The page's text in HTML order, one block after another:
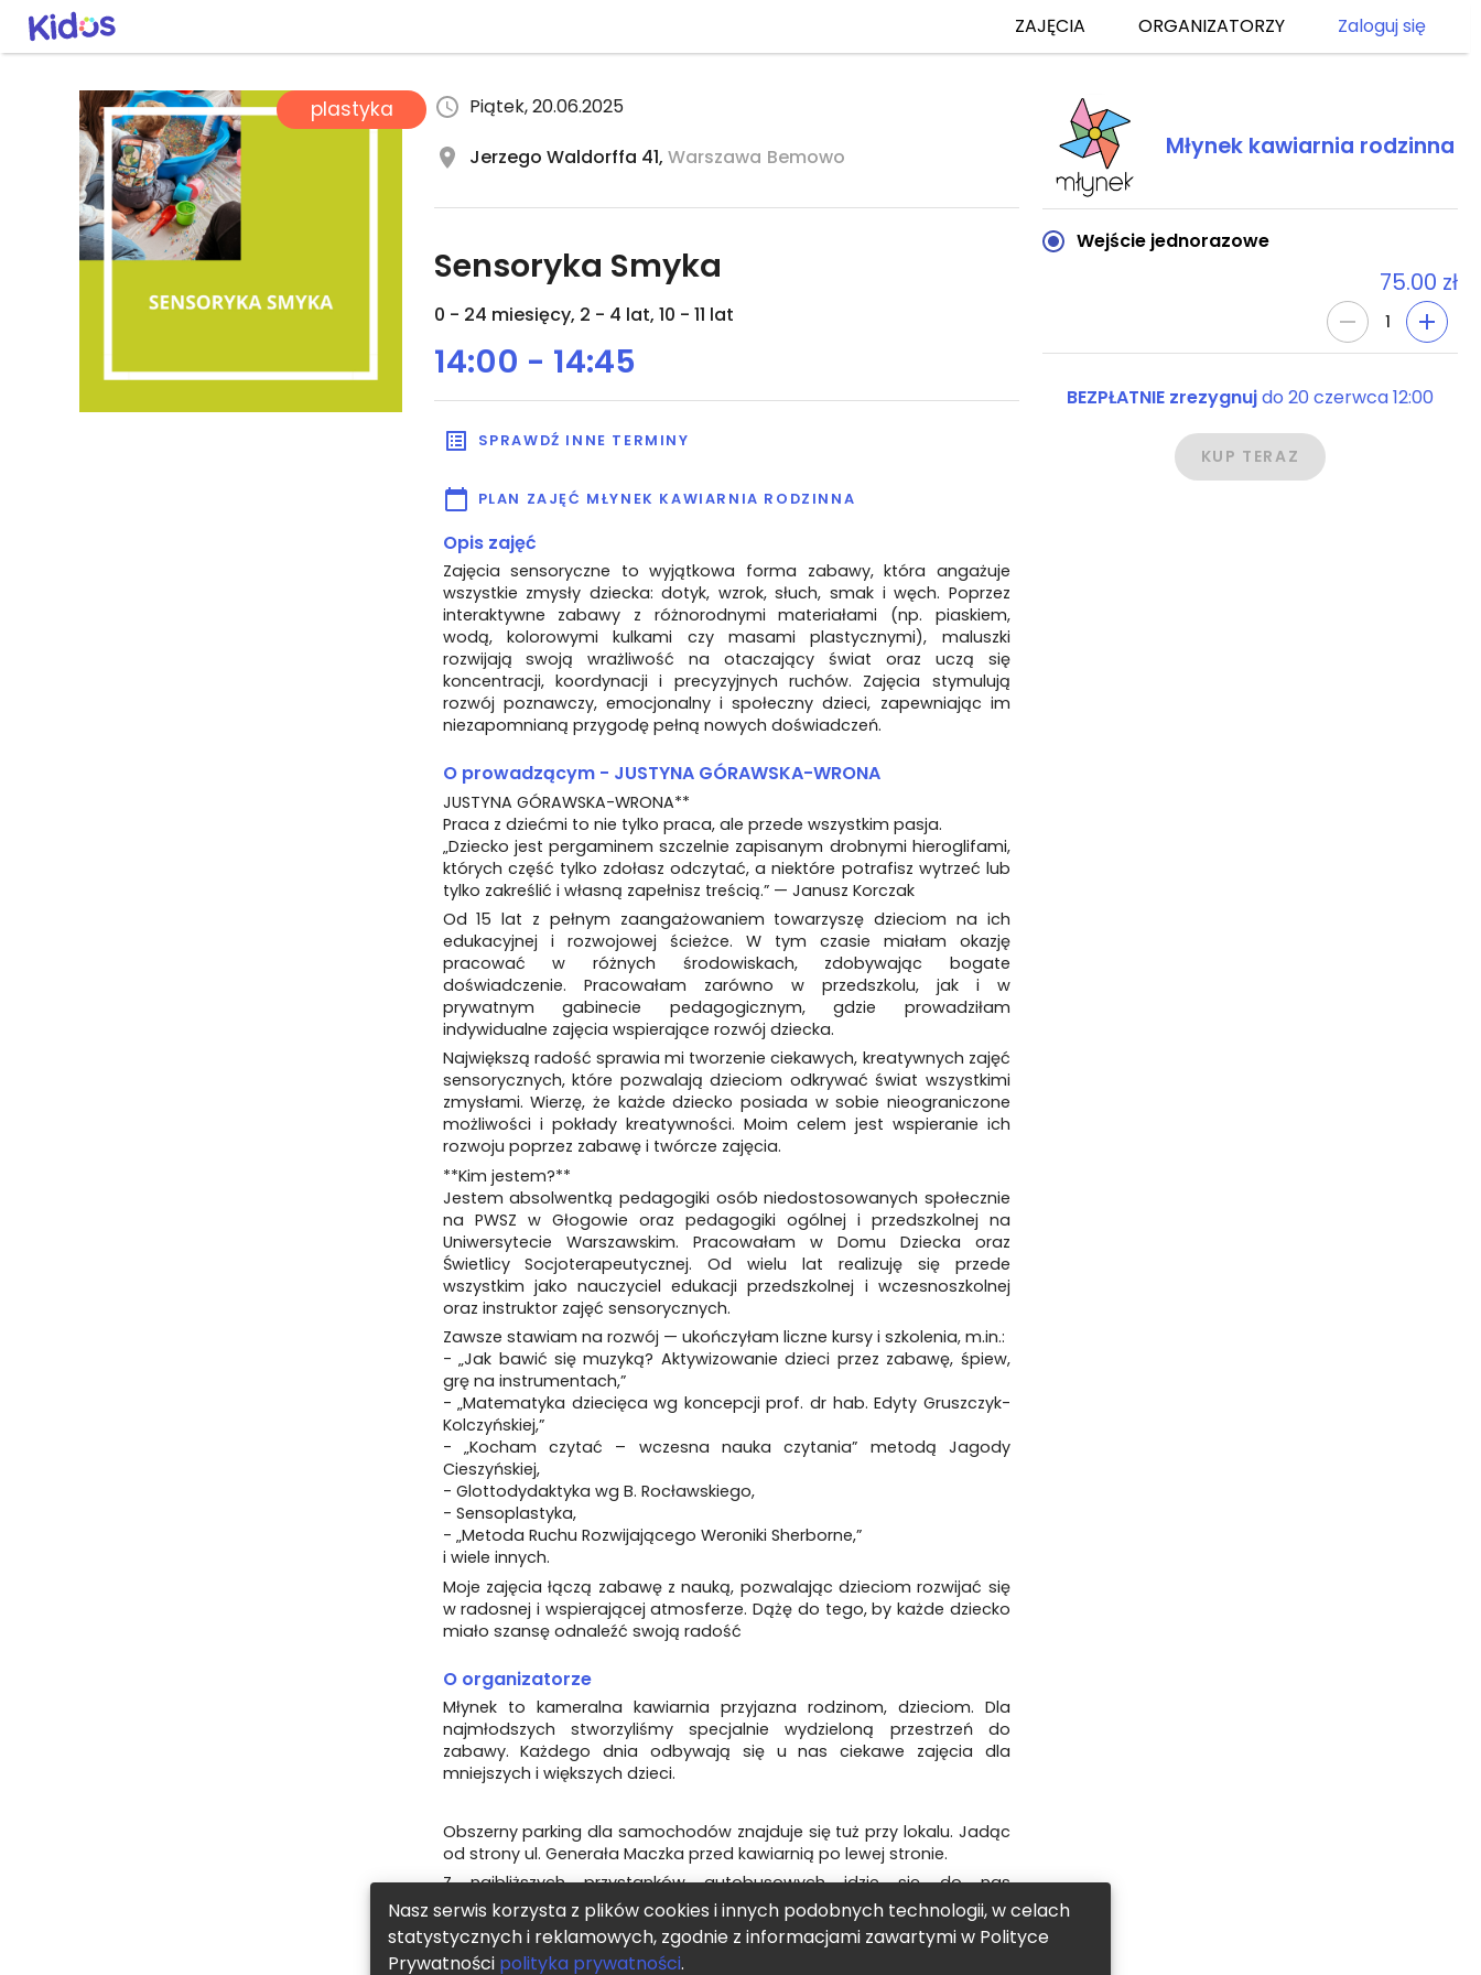
ZAJĘCIA ORGANIZATORZY Zaloguj się
plastyka Piątek, 20.06.2025
Jerzego Waldorffa 41, Warszawa Bemowo
Sensoryka Smyka
0 - 24 miesięcy, 2 - 4 lat, 10 - 11 lat
14:00 - 14:45
PLAN ZAJĘĆ MŁYNEK KAWIARNIA RODZINNA
SPRAWDŹ INNE TERMINY
Opis zajęć
Zajęcia sensoryczne to wyjątkowa forma zabawy, która angażuje
wszystkie zmysły dziecka: dotyk, wzrok, słuch, smak i węch. Poprzez
interaktywne zabawy z różnorodnymi materiałami (np. piaskiem,
wodą, kolorowymi kulkami czy masami plastycznymi), maluszki
rozwijają swoją wrażliwość na otaczający świat oraz uczą się
koncentracji, koordynacji i precyzyjnych ruchów. Zajęcia stymulują
rozwój poznawczy, emocjonalny i społeczny dzieci, zapewniając im
niezapomnianą przygodę pełną nowych doświadczeń.
O prowadzącym - JUSTYNA GÓRAWSKA-WRONA
JUSTYNA GÓRAWSKA-WRONA**
Praca z dziećmi to nie tylko praca, ale przede wszystkim pasja.
„Dziecko jest pergaminem szczelnie zapisanym drobnymi hieroglifami,
których część tylko zdołasz odczytać, a niektóre potrafisz wytrzeć lub
tylko zakreślić i własną zapełnisz treścią.” — Janusz Korczak
Od 15 lat z pełnym zaangażowaniem towarzyszę dzieciom na ich
edukacyjnej i rozwojowej ścieżce. W tym czasie miałam okazję
pracować w różnych środowiskach, zdobywając bogate
doświadczenie. Pracowałam zarówno w przedszkolu, jak i w
prywatnym gabinecie pedagogicznym, gdzie prowadziłam
indywidualne zajęcia wspierające rozwój dziecka.
Największą radość sprawia mi tworzenie ciekawych, kreatywnych zajęć
sensorycznych, które pozwalają dzieciom odkrywać świat wszystkimi
zmysłami. Wierzę, że każde dziecko posiada w sobie nieograniczone
możliwości i pokłady kreatywności. Moim celem jest wspieranie ich
rozwoju poprzez zabawę i twórcze zajęcia.
**Kim jestem?**
Jestem absolwentką pedagogiki osób niedostosowanych społecznie
na PWSZ w Głogowie oraz pedagogiki ogólnej i przedszkolnej na
Uniwersytecie Warszawskim. Pracowałam w Domu Dziecka oraz
Świetlicy Socjoterapeutycznej. Od wielu lat realizuję się przede
wszystkim jako nauczyciel edukacji przedszkolnej i wczesnoszkolnej
oraz instruktor zajęć sensorycznych.
Zawsze stawiam na rozwój — ukończyłam liczne kursy i szkolenia, m.in.:
- „Jak bawić się muzyką? Aktywizowanie dzieci przez zabawę, śpiew,
grę na instrumentach,”
- „Matematyka dziecięca wg koncepcji prof. dr hab. Edyty Gruszczyk-
Kolczyńskiej,”
- „Kocham czytać – wczesna nauka czytania” metodą Jagody
Cieszyńskiej,
- Glottodydaktyka wg B. Rocławskiego,
- Sensoplastyka,
- „Metoda Ruchu Rozwijającego Weroniki Sherborne,”
i wiele innych.
Moje zajęcia łączą zabawę z nauką, pozwalając dzieciom rozwijać się
w radosnej i wspierającej atmosferze. Dążę do tego, by każde dziecko
miało szansę odnaleźć swoją radość
O organizatorze
Młynek to kameralna kawiarnia przyjazna rodzinom, dzieciom. Dla
najmłodszych stworzyliśmy specjalnie wydzieloną przestrzeń do
zabawy. Każdego dnia odbywają się u nas ciekawe zajęcia dla
mniejszych i większych dzieci.
Obszerny parking dla samochodów znajduje się tuż przy lokalu. Jadąc
od strony ul. Generała Maczka przed kawiarnią po lewej stronie.
Z najbliższych przystanków autobusowych idzie się do nas
maksymalnie 15 minut, a rowerem jedzie się 5-7 minut.
Ogromną zaletą naszej lokalizacji jest położenie na skraju Fortu Bema.
Wśród zieleni, nad wodą.
Młynek kawiarnia rodzinna
Wejście jednorazowe
75.00 zł
1
BEZPŁATNIE zrezygnujdo 20 czerwca 12:00
KUP TERAZ
Nasz serwis korzysta z plików cookies i innych podobnych technologii, w celach
statystycznych i reklamowych, zgodnie z informacjami zawartymi w Polityce
Prywatności polityka prywatności.